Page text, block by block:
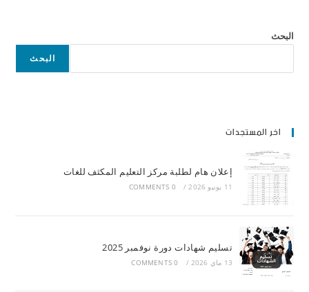
البحث
البحث
اخر المستجدات
إعلان هام لطلبة مركز التعليم المكثف للغات
11 يونيو 2026 /
0 COMMENTS
تسليم شهادات دورة نوفمبر 2025
13 ماي 2026 /
0 COMMENTS